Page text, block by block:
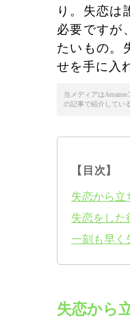
り。失恋は
必要ですが
たいもの。
せを手に入
当メディアは
の記事で紹介してい
【目次】
失恋から立
失恋をした
一刻も早く
失恋から